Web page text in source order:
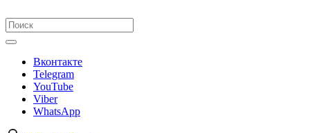
Вконтакте
Telegram
YouTube
Viber
WhatsApp